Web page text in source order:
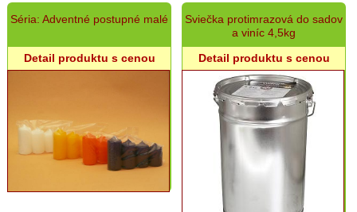
Séria: Adventné postupné malé
Detail produktu s cenou
Sviečka protimrazová do sadov
a viníc 4,5kg
Detail produktu s cenou